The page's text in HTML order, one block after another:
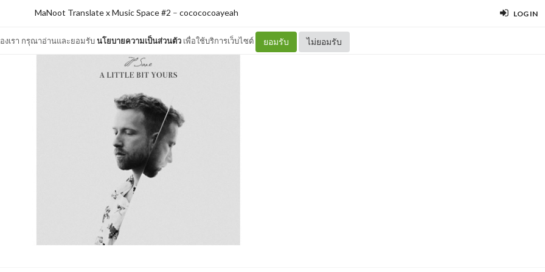
LOG IN
งเรา กรุณาอ่านและยอมรับนโยบายความเป็นส่วนตัว เพื่อใช้บริการเว็บไซต์ ยอมรับ ไม่ยอมรับ
MaNoot Translate x Music Space #2 – cocococoayeah